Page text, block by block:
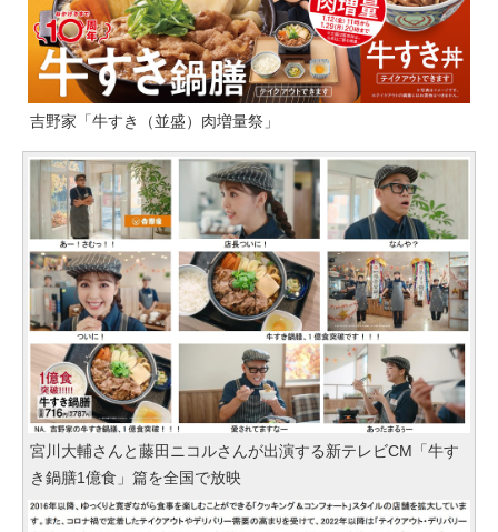
吉野家「牛すき（並盛）肉増量祭」
宮川大輔さんと藤田ニコルさんが出演する新テレビCM「牛す
き鍋膳1億食」篇を全国で放映